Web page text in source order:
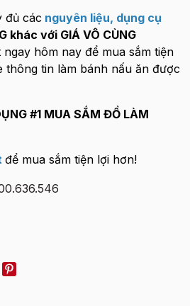
đủ các nguyên liệu, dụng cụ
khác với GIÁ VÔ CÙNG
ngay hôm nay để mua sắm tiện
thông tin làm bánh nấu ăn được
#1 MUA SẮM ĐỒ LÀM
để mua sắm tiện lợi hơn!